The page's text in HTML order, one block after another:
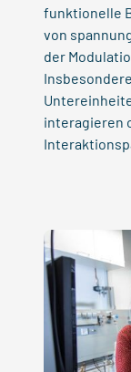
funktionelle
von
der
interagieren